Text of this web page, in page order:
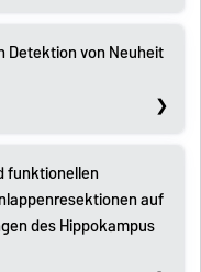
Detektion von Neuheit
funktionellen
auf
des Hippokampus